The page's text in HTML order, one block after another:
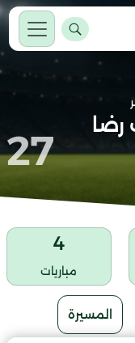
رضا
27
4
مباريات
المسيرة